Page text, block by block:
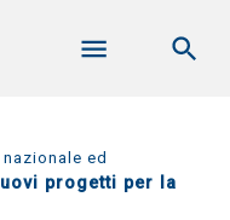
nazionale ed
progetti per la